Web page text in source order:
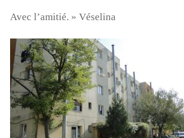
Avec l’amitié. » Véselina
Cyclone à Tamatave :